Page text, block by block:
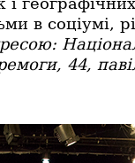
в соціумі,
44,